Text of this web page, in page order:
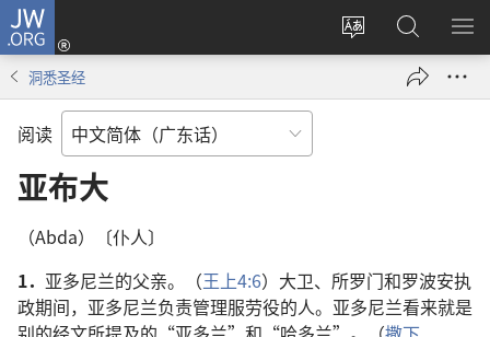
JW.ORG
更
登
录
（打
搜
索
JW.ORG
显
洞悉圣经
阅读
亚布大
（Abda）〔仆人〕
1． 亚多尼兰的父亲。（王上4:6）大卫、所罗门和罗波安执
政期间，亚多尼兰负责管理服劳役的人。亚多尼兰看来就是